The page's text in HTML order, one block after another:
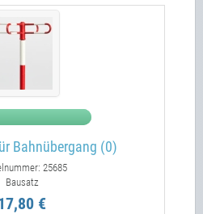
Bahnübergang (0)
25685
Bausatz
€